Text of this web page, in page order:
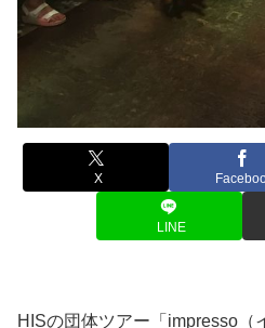
X
LINE
HISの団体ツアー「impresso（